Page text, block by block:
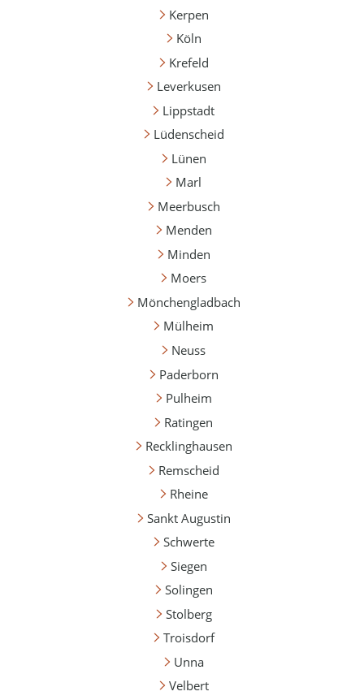
Kerpen
Köln
Krefeld
Leverkusen
Lippstadt
Lüdenscheid
Lünen
Marl
Meerbusch
Menden
Minden
Moers
Mönchengladbach
Mülheim
Neuss
Paderborn
Pulheim
Ratingen
Recklinghausen
Remscheid
Rheine
Sankt Augustin
Schwerte
Siegen
Solingen
Stolberg
Troisdorf
Unna
Velbert